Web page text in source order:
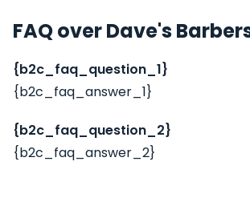
FAQ over Dave's
{b2c_faq_question_1}
{b2c_faq_answer_1}
{b2c_faq_question_2}
{b2c_faq_answer_2}